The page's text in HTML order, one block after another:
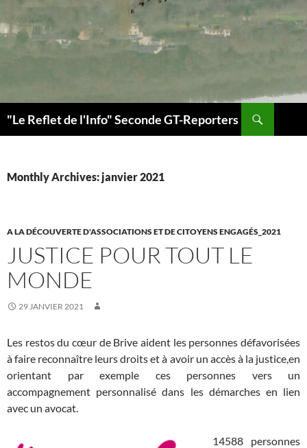
"Le Reflet de l'Info" Seconde GT-Reporters
Monthly Archives: janvier 2021
A LA DÉCOUVERTE D'ASSOCIATIONS ET DE CITOYENS ENGAGÉS_2021
JUSTICE POUR TOUT LE
MONDE
29 JANVIER 2021
Les restos du cœur de Brive aident les personnes défavorisées
à faire reconnaître leurs droits et à avoir un accès à la justice,en
orientant par exemple ces personnes vers un
accompagnement personnalisé dans les démarches en lien
avec un avocat.
14588 personnes